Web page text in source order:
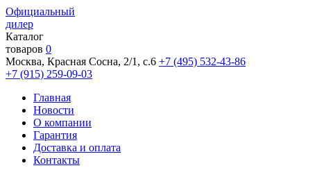
Официальный
дилер
Каталог
товаров 0
Москва, Красная Сосна, 2/1, с.6 +7 (495) 532-43-86
+7 (915) 259-09-03
Главная
Новости
О компании
Гарантия
Доставка и оплата
Контакты